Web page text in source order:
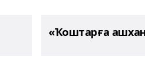
«Ҡоштарға